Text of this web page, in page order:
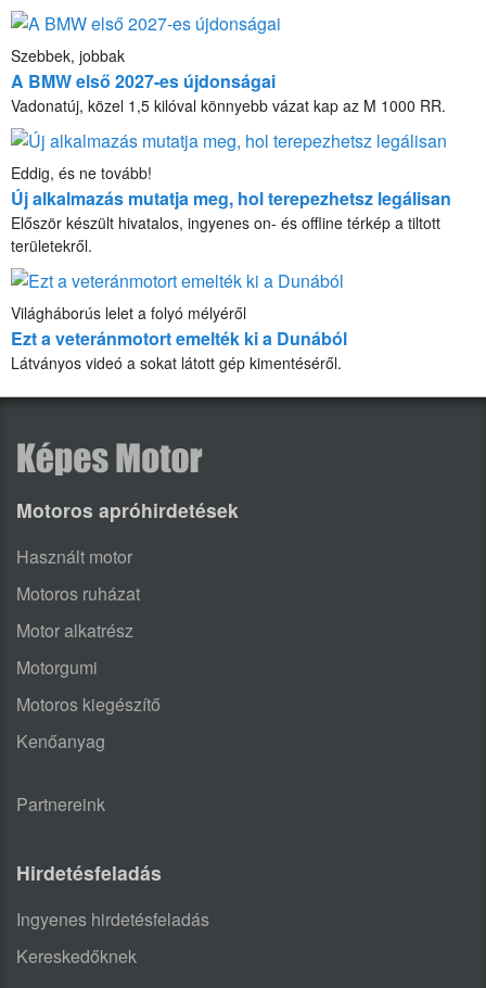
Szebbek, jobbak
A BMW első 2027-es újdonságai
Vadonatúj, közel 1,5 kilóval könnyebb vázat kap az M 1000 RR.
Eddig, és ne tovább!
Új alkalmazás mutatja meg, hol terepezhetsz legálisan
Először készült hivatalos, ingyenes on- és offline térkép a tiltott
területekről.
Világháborús lelet a folyó mélyéről
Ezt a veteránmotort emelték ki a Dunából
Látványos videó a sokat látott gép kimentéséről.
Motoros apróhirdetések
Használt motor
Motoros ruházat
Motor alkatrész
Motorgumi
Motoros kiegészítő
Kenőanyag
Partnereink
Hirdetésfeladás
Ingyenes hirdetésfeladás
Kereskedőknek